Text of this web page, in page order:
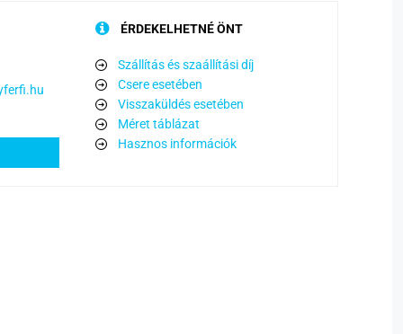
ÉRDEKELHETNÉ ÖNT
Szállítás és szaállítási díj
Csere esetében
Visszaküldés esetében
Méret táblázat
Hasznos információk